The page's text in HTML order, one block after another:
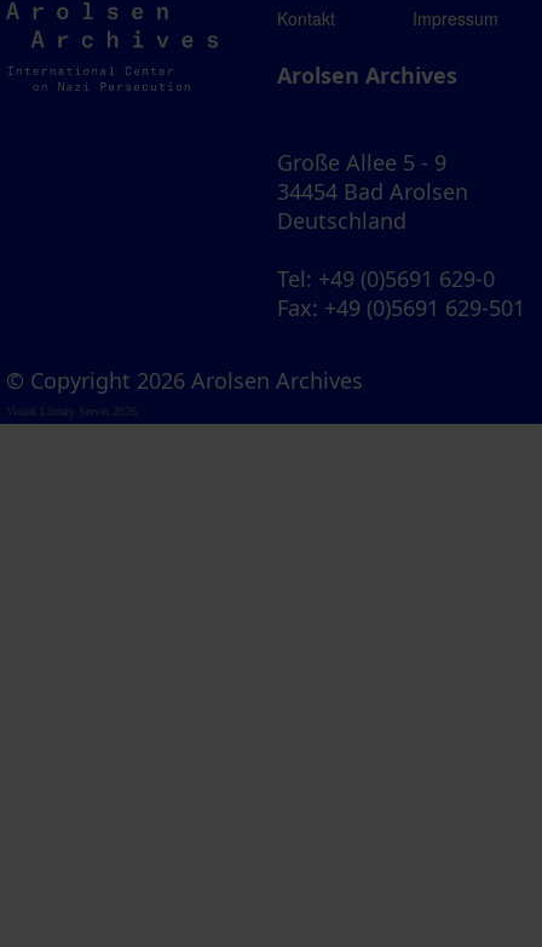
Arolsen
Archives
Kontakt Impressum
Arolsen Archives
Große Allee 5 - 9
34454 Bad Arolsen
Deutschland
Tel: +49 (0)5691 629-0
Fax: +49 (0)5691 629-501
© Copyright 2026 Arolsen Archives
Visual Library Server 2026